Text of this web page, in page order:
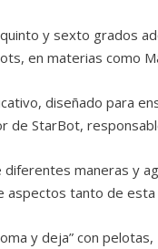
y sexto grados
en materias como
diseñado para
de StarBot,
maneras y
tanto de esta
y deja” con